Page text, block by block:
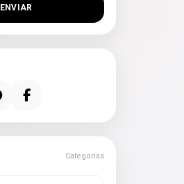
ENVIAR
Categorias